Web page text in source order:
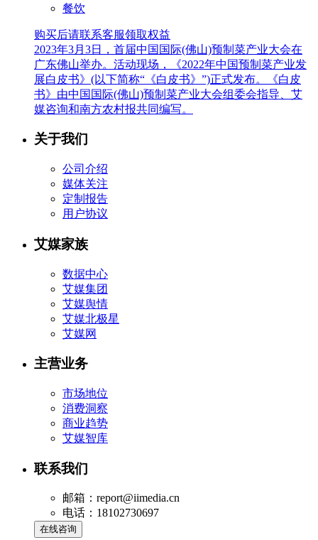
餐饮
购买后请联系客服领取权益
2023年3月3日，首届中国国际(佛山)预制菜产业大会在
广东佛山举办。活动现场，《2022年中国预制菜产业发
展白皮书》(以下简称“《白皮书》”)正式发布。《白皮
书》由中国国际(佛山)预制菜产业大会组委会指导、艾
媒咨询和南方农村报共同编写。
关于我们
公司介绍
媒体关注
定制报告
用户协议
艾媒家族
数据中心
艾媒集团
艾媒舆情
艾媒北极星
艾媒网
主营业务
市场地位
消费洞察
商业趋势
艾媒智库
联系我们
邮箱：report@iimedia.cn
电话：18102730697
在线咨询